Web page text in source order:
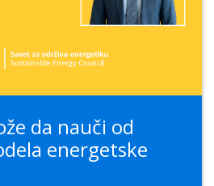
da nauči od
energetske